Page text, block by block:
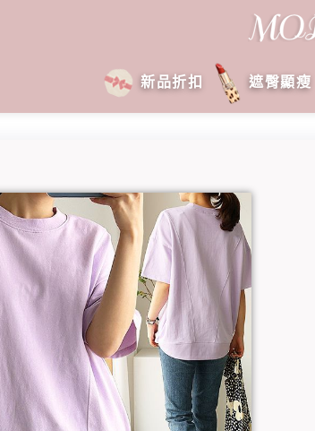
新品折扣 遮臀顯瘦